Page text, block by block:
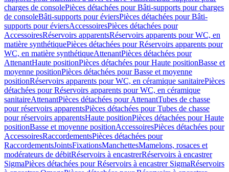
charges de consolePièces détachées pour Bâti-supports pour charges
de consoleBâti-supports pour éviersPièces détachées pour Bâti-
supports pour éviersAccessoiresPièces détachées pour
AccessoiresRéservoirs apparentsRéservoirs apparents pour WC, en
matière synthétiquePièces détachées pour Réservoirs apparents pour
WC, en matière synthétiqueAttenantPièces détachées pour
AttenantHaute positionPièces détachées pour Haute positionBasse et
moyenne positionPièces détachées pour Basse et moyenne
positionRéservoirs apparents pour WC, en céramique sanitairePièces
détachées pour Réservoirs apparents pour WC, en céramique
sanitaireAttenantPièces détachées pour AttenantTubes de chasse
pour réservoirs apparentsPièces détachées pour Tubes de chasse
pour réservoirs apparentsHaute positionPièces détachées pour Haute
positionBasse et moyenne positionAccessoiresPièces détachées pour
AccessoiresRaccordementsPièces détachées pour
RaccordementsJointsFixationsManchettesMamelons, rosaces et
modérateurs de débitRéservoirs à encastrerRéservoirs à encastrer
SigmaPièces détachées pour Réservoirs à encastrer SigmaRéservoirs